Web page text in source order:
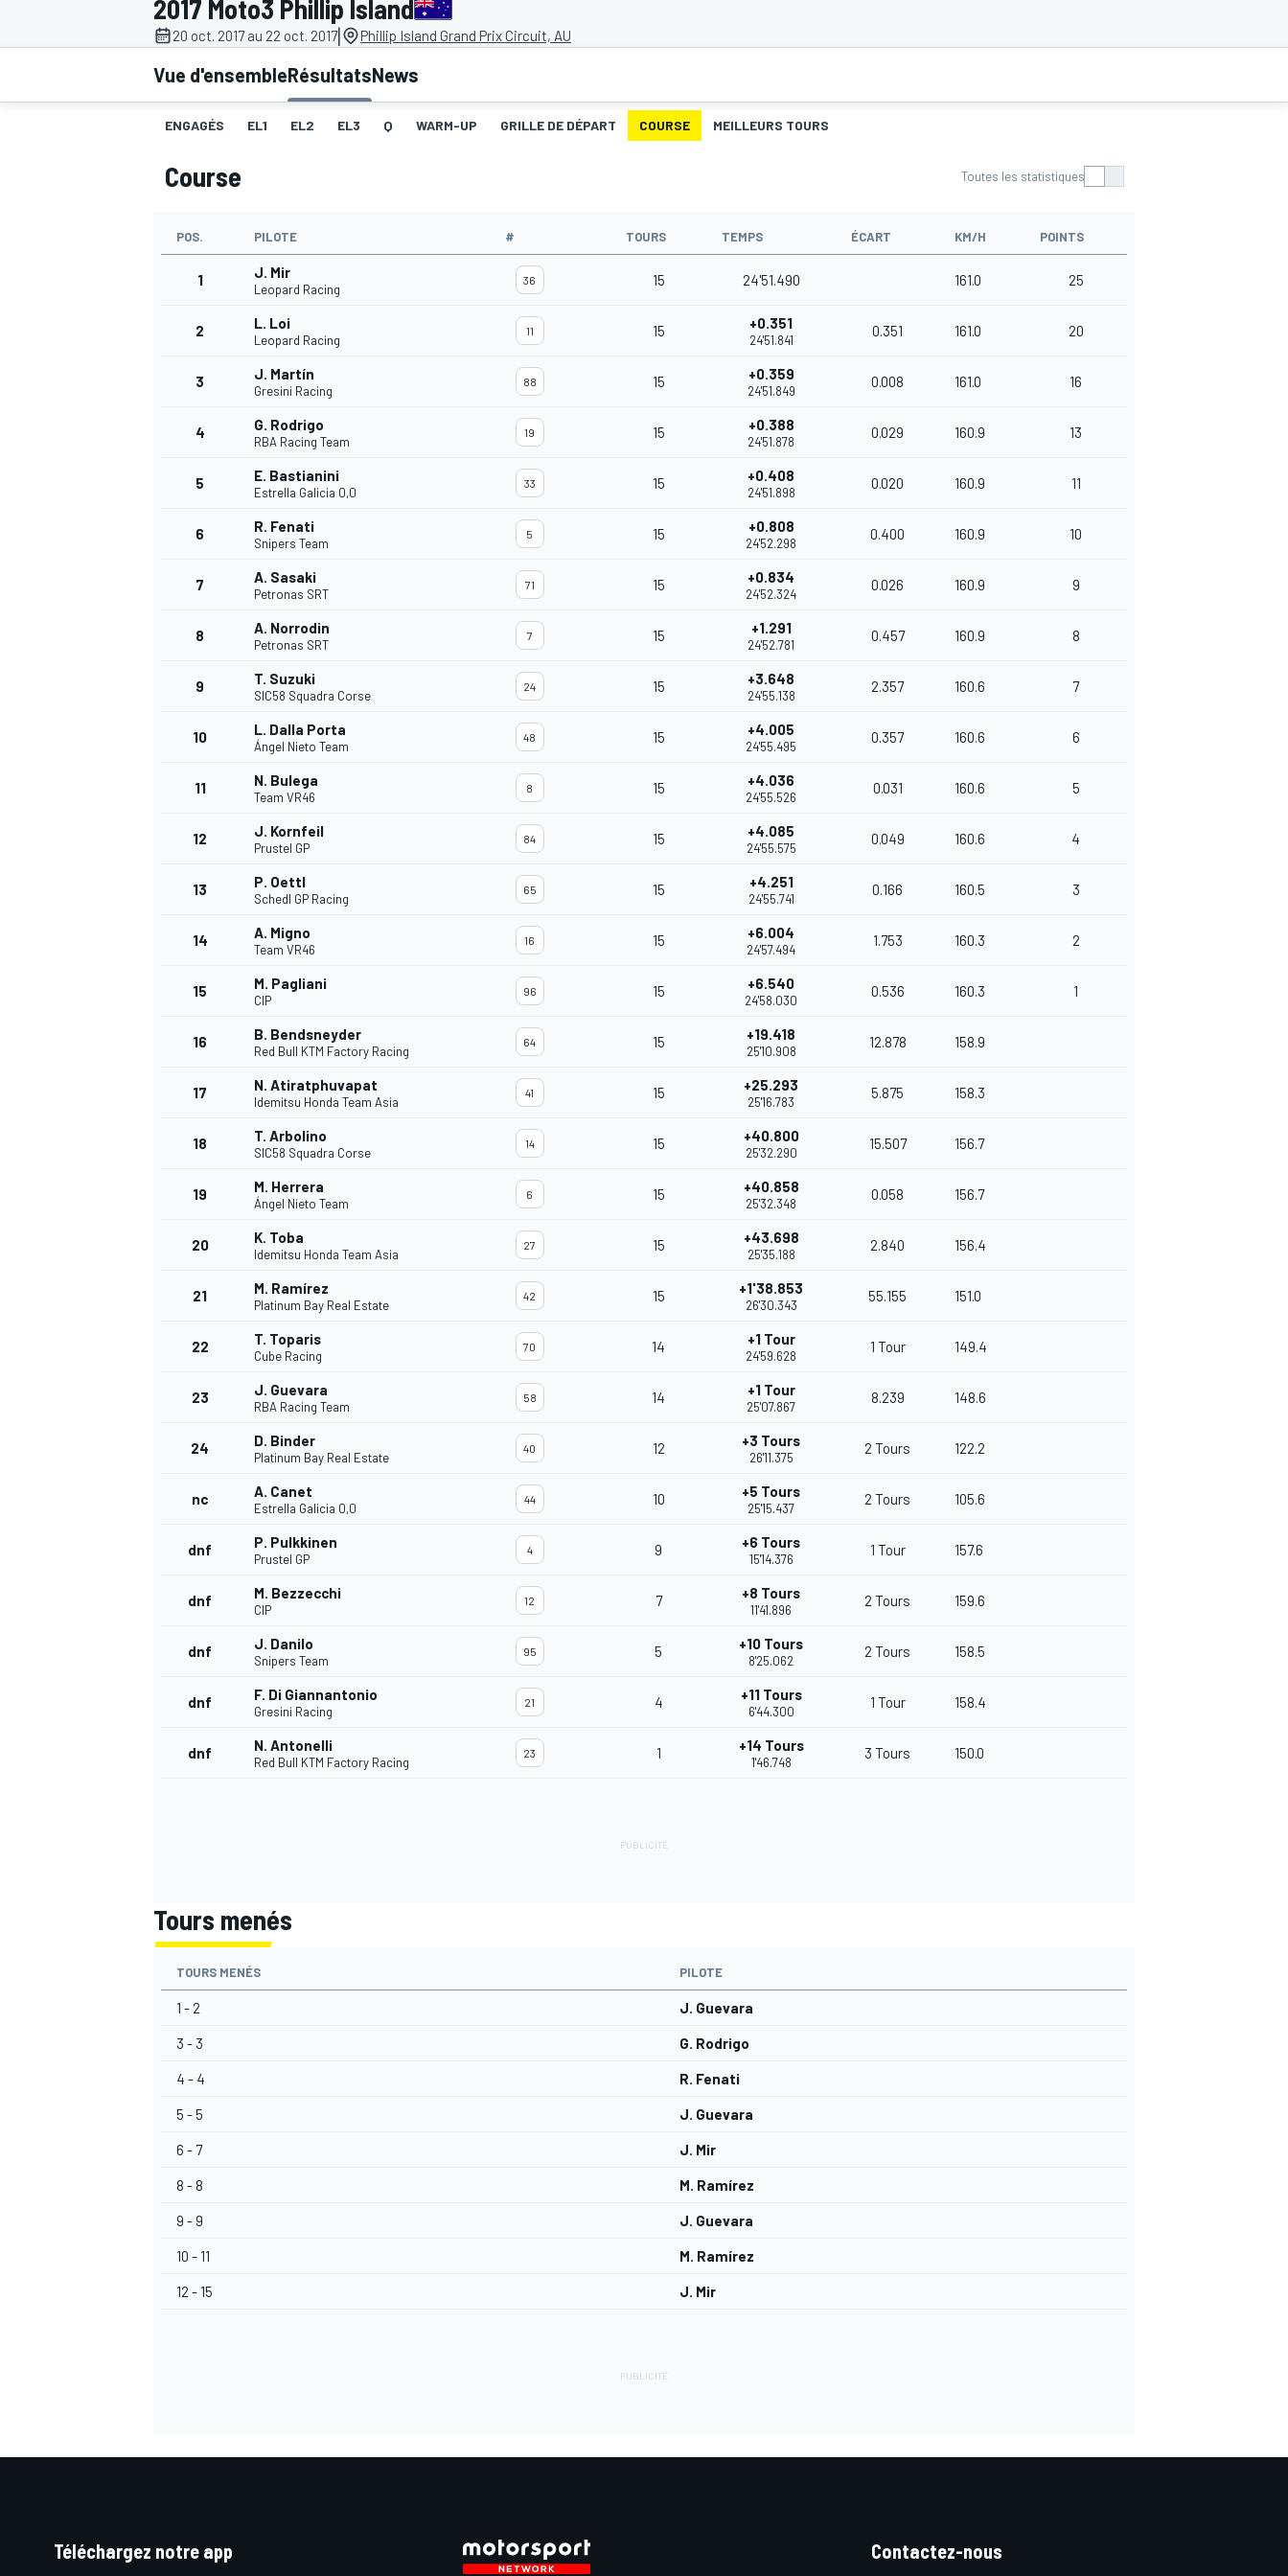
2017 Moto3 Phillip Island
20 oct. 2017 au 22 oct. 2017| Phillip Island Grand Prix Circuit, AU
Vue d'ensembleRésultatsNews
ENGAGÉS EL1 EL2 EL3 Q WARM-UP GRILLE DE DÉPART COURSE MEILLEURS TOURS
Course Toutes les statistiques
POS. PILOTE # TOURS TEMPS ÉCART KM/H POINTS
1 J. Mir
Leopard Racing
36 15 24'51.490 161.0 25
2 L. Loi
Leopard Racing
11 15 +0.351
24'51.841
0.351 161.0 20
3 J. Martín
Gresini Racing
88 15 +0.359
24'51.849
0.008 161.0 16
4 G. Rodrigo
RBA Racing Team
19 15 +0.388
24'51.878
0.029 160.9 13
5 E. Bastianini
Estrella Galicia 0,0
33 15 +0.408
24'51.898
0.020 160.9 11
6 R. Fenati
Snipers Team
5 15 +0.808
24'52.298
0.400 160.9 10
7 A. Sasaki
Petronas SRT
71 15 +0.834
24'52.324
0.026 160.9 9
8 A. Norrodin
Petronas SRT
7 15 +1.291
24'52.781
0.457 160.9 8
9 T. Suzuki
SIC58 Squadra Corse
24 15 +3.648
24'55.138
2.357 160.6 7
10 L. Dalla Porta
Ángel Nieto Team
48 15 +4.005
24'55.495
0.357 160.6 6
11 N. Bulega
Team VR46
8 15 +4.036
24'55.526
0.031 160.6 5
12 J. Kornfeil
Prustel GP
84 15 +4.085
24'55.575
0.049 160.6 4
13 P. Oettl
Schedl GP Racing
65 15 +4.251
24'55.741
0.166 160.5 3
14 A. Migno
Team VR46
16 15 +6.004
24'57.494
1.753 160.3 2
15 M. Pagliani
CIP
96 15 +6.540
24'58.030
0.536 160.3 1
16 B. Bendsneyder
Red Bull KTM Factory Racing
64 15 +19.418
25'10.908
12.878 158.9
17 N. Atiratphuvapat
Idemitsu Honda Team Asia
41 15 +25.293
25'16.783
5.875 158.3
18 T. Arbolino
SIC58 Squadra Corse
14 15 +40.800
25'32.290
15.507 156.7
19 M. Herrera
Ángel Nieto Team
6 15 +40.858
25'32.348
0.058 156.7
20 K. Toba
Idemitsu Honda Team Asia
27 15 +43.698
25'35.188
2.840 156.4
21 M. Ramírez
Platinum Bay Real Estate
42 15 +1'38.853
26'30.343
55.155 151.0
22 T. Toparis
Cube Racing
70 14 +1 Tour
24'59.628
1 Tour 149.4
23 J. Guevara
RBA Racing Team
58 14 +1 Tour
25'07.867
8.239 148.6
24 D. Binder
Platinum Bay Real Estate
40 12 +3 Tours
26'11.375
2 Tours 122.2
nc A. Canet
Estrella Galicia 0,0
44 10 +5 Tours
25'15.437
2 Tours 105.6
dnf P. Pulkkinen
Prustel GP
4 9 +6 Tours
15'14.376
1 Tour 157.6
dnf M. Bezzecchi
CIP
12 7 +8 Tours
11'41.896
2 Tours 159.6
dnf J. Danilo
Snipers Team
95 5 +10 Tours
8'25.062
2 Tours 158.5
dnf F. Di Giannantonio
Gresini Racing
21 4 +11 Tours
6'44.300
1 Tour 158.4
dnf N. Antonelli
Red Bull KTM Factory Racing
23 1 +14 Tours
1'46.748
3 Tours 150.0
Tours menés
TOURS MENÉS PILOTE
1 - 2 J. Guevara
3 - 3 G. Rodrigo
4 - 4 R. Fenati
5 - 5 J. Guevara
6 - 7 J. Mir
8 - 8 M. Ramírez
9 - 9 J. Guevara
10 - 11 M. Ramírez
12 - 15 J. Mir
Téléchargez notre app Contactez-nous